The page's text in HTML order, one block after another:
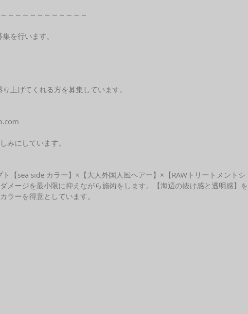
～～～～～～～～～～～
を行います。
上げてくれる方を募集しています。
みにしています。
ト【sea side カラー】×【大人外国人風ヘアー】×【RAWトリートメントシ
メージを最小限に抑えながら施術をします。【海辺の抜け感と透明感】を
ラーを得意としています。